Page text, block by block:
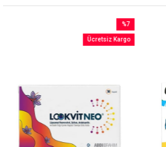
%7
İndirim
Ücretsiz Kargo